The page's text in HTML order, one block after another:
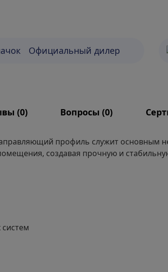
Официальный дилер
(0) Вопросы (0)
профиль служит основным
создавая прочную и